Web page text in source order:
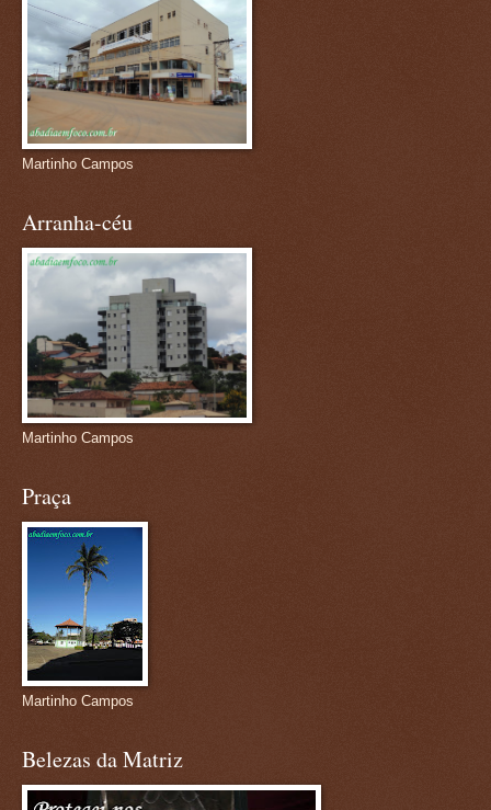
Martinho Campos
Arranha-céu
Martinho Campos
Praça
Martinho Campos
Belezas da Matriz